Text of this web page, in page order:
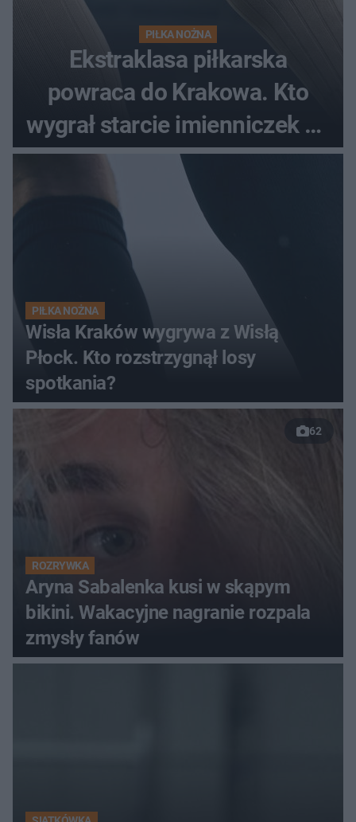
PIŁKA NOŻNA
Ekstraklasa piłkarska
powraca do Krakowa. Kto
wygrał starcie imienniczek na
pełnym stadionie
PIŁKA NOŻNA
Wisła Kraków wygrywa z Wisłą
Płock. Kto rozstrzygnął losy
spotkania?
62
ROZRYWKA
Aryna Sabalenka kusi w skąpym
bikini. Wakacyjne nagranie rozpala
zmysły fanów